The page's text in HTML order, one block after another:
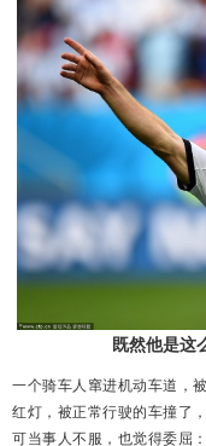
人愿意承担风险。“这是非
于风险的承担。如果没有
既然他是这
一个骑车人窜进机动车道，
红灯，被正常行驶的车撞了
可当事人不服，也觉得委屈